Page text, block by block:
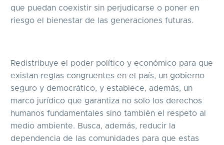
que puedan coexistir sin perjudicarse o poner en
riesgo el bienestar de las generaciones futuras.
Redistribuye el poder político y económico para que
existan reglas congruentes en el país, un gobierno
seguro y democrático, y establece, además, un
marco jurídico que garantiza no solo los derechos
humanos fundamentales sino también el respeto al
medio ambiente. Busca, además, reducir la
dependencia de las comunidades para que estas